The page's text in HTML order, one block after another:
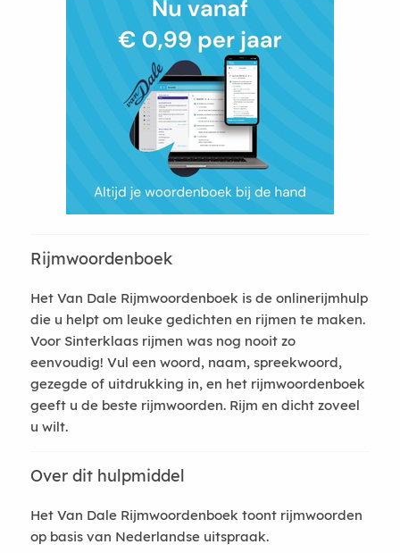
Rijmwoordenboek
Het Van Dale Rijmwoordenboek is de onlinerijmhulp
die u helpt om leuke gedichten en rijmen te maken.
Voor Sinterklaas rijmen was nog nooit zo
eenvoudig! Vul een woord, naam, spreekwoord,
gezegde of uitdrukking in, en het rijmwoordenboek
geeft u de beste rijmwoorden. Rijm en dicht zoveel
u wilt.
Over dit hulpmiddel
Het Van Dale Rijmwoordenboek toont rijmwoorden
op basis van Nederlandse uitspraak.